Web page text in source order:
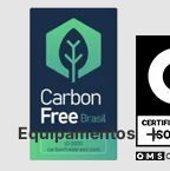
Equipamentos